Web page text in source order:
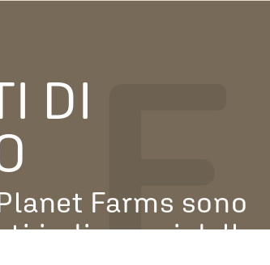
DI
Farms sono
indiscussi delle